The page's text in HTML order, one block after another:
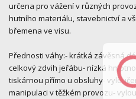
určena pro vážení v různých
hutního materiálu, stavebnictví a
břemena ve visu.
Přednosti váhy:- krátká závěsná
celkový zdvih jeřábu- nízká
tiskárnou přímo u obsluhy-
manipulaci v těžkém provozu-